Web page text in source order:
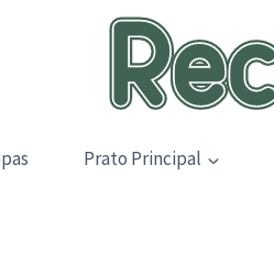
Prato Principal